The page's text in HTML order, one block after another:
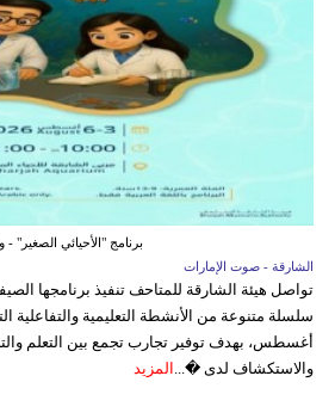
برنامج "الأحيائي الصغير" -
الشارقة - صوت الإمارات
سلسلة متنوعة من الأنشطة التعليمية والتفاعلية
أغسطس، بهدف توفير تجارب تجمع بين التعلم
والاستكشاف لدى �... المزيد